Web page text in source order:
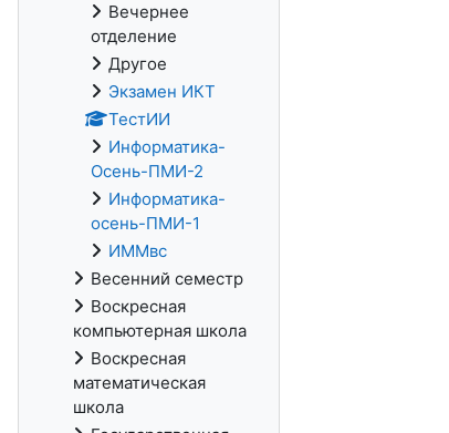
Вечернее
отделение
Другое
Экзамен ИКТ
ТестИИ
Информатика-
Осень-ПМИ-2
Информатика-
осень-ПМИ-1
ИММвс
Весенний семестр
Воскресная
компьютерная школа
Воскресная
математическая
школа